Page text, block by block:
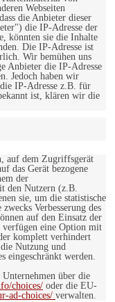
Webseiten
die Anbieter dieser
die IP-Adresse der
könnten sie die Inhalte
Die IP-Adresse ist
Wir bemühen uns
Anbieter die IP-Adresse
Jedoch haben wir
IP-Adresse z.B. für
ist, klären wir die
auf dem Zugriffsgerät
das Gerät bezogene
der
den Nutzern (z.B.
sie, um die statistische
Verbesserung des
auf den Einsatz der
verfügen eine Option mit
komplett verhindert
Nutzung und
eingeschränkt werden.
über die
choices/ oder die EU-
ad-choices/ verwalten.